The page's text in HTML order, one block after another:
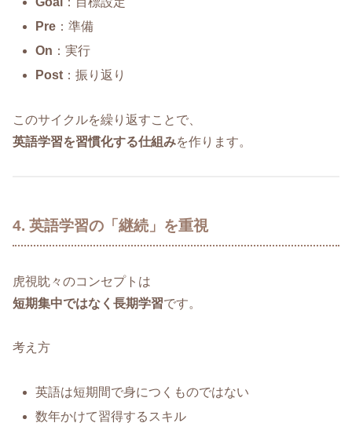
Pre ：準備
On ：実行
Post ：振り返り
このサイクルを繰り返すことで、
英語学習を習慣化する仕組みを作ります。
4. 英語学習の「継続」を重視
虎視眈々のコンセプトは
短期集中ではなく長期学習です。
考え方
英語は短期間で身につくものではない
数年かけて習得するスキル